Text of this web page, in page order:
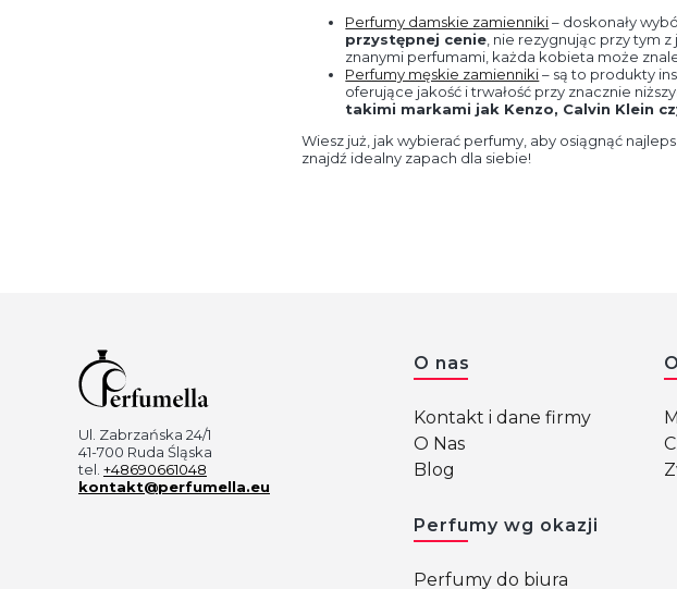
Perfumy damskie zamienniki– doskonały
przystępnej cenie , nie rezygnując przy tym
znanymi perfumami, każda kobieta może
Perfumy męskie zamienniki– są to produkty
oferujące jakość i trwałość przy znacznie
takimi markami jak Kenzo, Calvin Klein
Wiesz już, jak wybierać perfumy, aby osiągnąć
znajdź idealny zapach dla siebie!
Ul. Zabrzańska 24/1
41-700 Ruda Śląska
tel. +48690661048
kontakt@perfumella.eu
Linki w stopce
O nas
Kontakt i dane firmy
O Nas
Blog
Perfumy wg okazji
Perfumy do biura